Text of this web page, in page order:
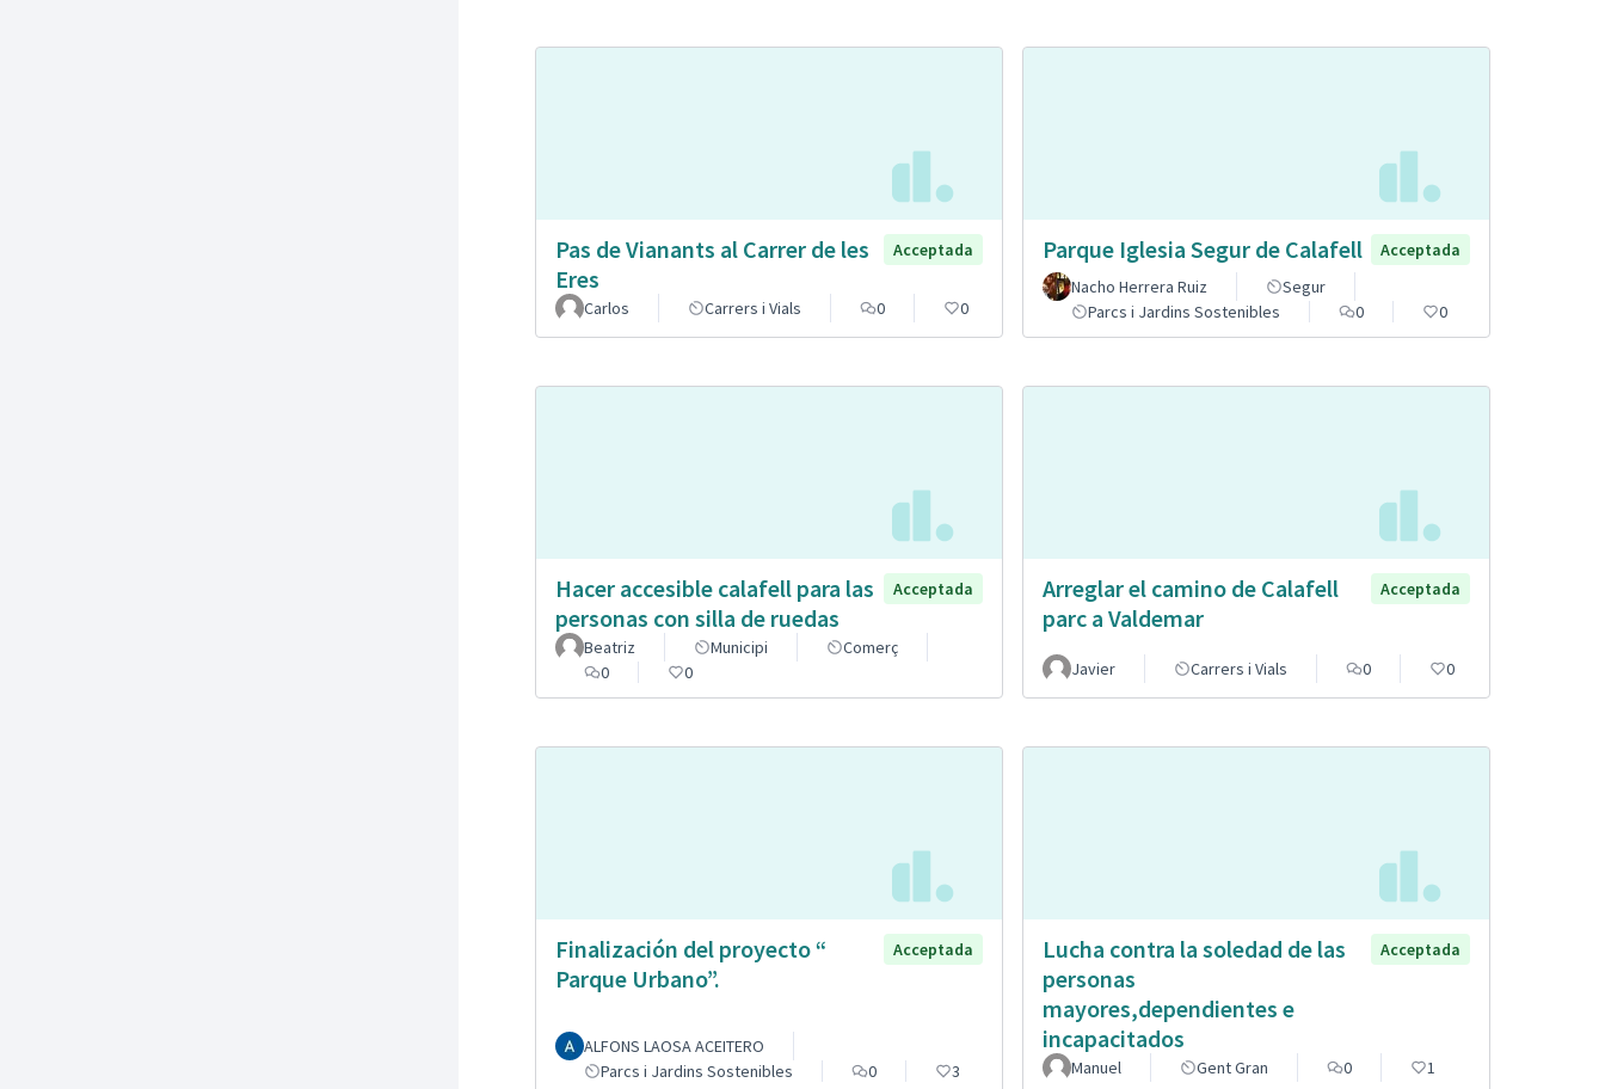
Pas de Vianants al Carrer de les
Eres
Acceptada
Carlos Carrers i Vials 0 0
Parque Iglesia Segur de Calafell
Acceptada
Nacho Herrera Ruiz
Segur
Parcs i Jardins Sostenibles
0 0
Hacer accesible calafell para las
personas con silla de ruedas
Acceptada
Beatriz Municipi
Comerç
0
0
Arreglar el camino de Calafell
parc a Valdemar
Acceptada
Javier Carrers i Vials 0 0
Finalización del proyecto “
Parque Urbano”.
Acceptada
ALFONS LAOSA ACEITERO
Parcs i Jardins Sostenibles
0 3
Lucha contra la soledad de las
personas
mayores,dependientes e
incapacitados
Acceptada
Manuel Gent Gran 0 1